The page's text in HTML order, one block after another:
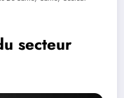
secteur